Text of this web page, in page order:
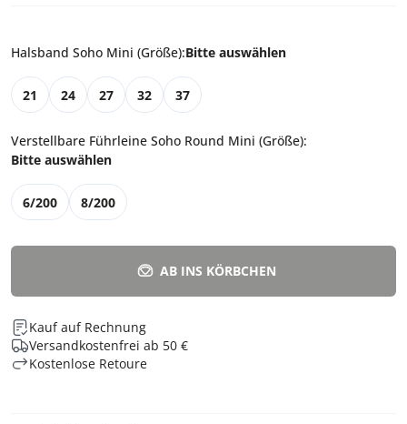
Halsband Soho Mini (Größe):Bitte auswählen
21 24 27 32 37
Verstellbare Führleine Soho Round Mini (Größe):
Bitte auswählen
6/200 8/200
AB INS KÖRBCHEN
Kauf auf Rechnung
Versandkostenfrei ab 50 €
Kostenlose Retoure